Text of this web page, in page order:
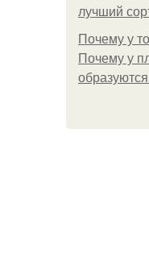
лучший
Почему у
Почему у